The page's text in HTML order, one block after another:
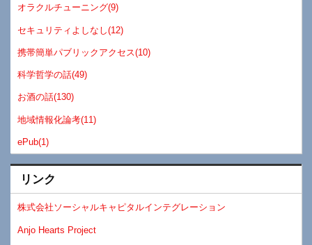
オラクルチューニング(9)
セキュリティよしなし(12)
携帯簡単パブリックアクセス(10)
科学哲学の話(49)
お酒の話(130)
地域情報化論考(11)
ePub(1)
リンク
株式会社ソーシャルキャピタルインテグレーション
Anjo Hearts Project